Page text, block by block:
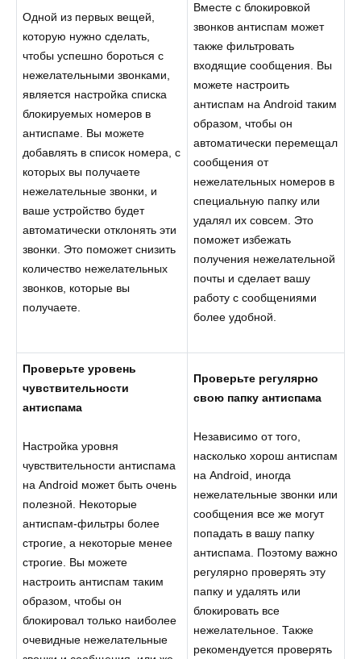
Одной из первых вещей,
которую нужно сделать,
чтобы успешно бороться с
нежелательными звонками,
является настройка списка
блокируемых номеров в
антиспаме. Вы можете
добавлять в список номера, с
которых вы получаете
нежелательные звонки, и
ваше устройство будет
автоматически отклонять эти
звонки. Это поможет снизить
количество нежелательных
звонков, которые вы
получаете.
Вместе с блокировкой
звонков антиспам может
также фильтровать
входящие сообщения. Вы
можете настроить
антиспам на Android таким
образом, чтобы он
автоматически перемещал
сообщения от
нежелательных номеров в
специальную папку или
удалял их совсем. Это
поможет избежать
получения нежелательной
почты и сделает вашу
работу с сообщениями
более удобной.
Проверьте уровень
чувствительности
антиспама
Настройка уровня
чувствительности антиспама
на Android может быть очень
полезной. Некоторые
антиспам-фильтры более
строгие, а некоторые менее
строгие. Вы можете
настроить антиспам таким
образом, чтобы он
блокировал только наиболее
очевидные нежелательные
Проверьте регулярно
свою папку антиспама
Независимо от того,
насколько хорош антиспам
на Android, иногда
нежелательные звонки или
сообщения все же могут
попадать в вашу папку
антиспама. Поэтому важно
регулярно проверять эту
папку и удалять или
блокировать все
нежелательное. Также
рекомендуется проверять